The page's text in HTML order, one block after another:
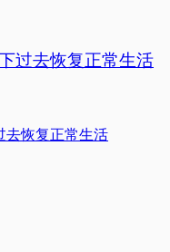
过去恢复正常生活